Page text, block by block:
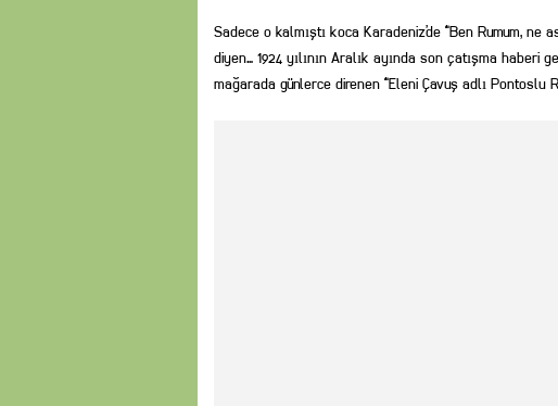
Sadece o kalmıştı koca Karadeniz’de “Ben Rumum, ne
diyen… 1924 yılının Aralık ayında son çatışma haberi
mağarada günlerce direnen “Eleni Çavuş adlı Pontoslu